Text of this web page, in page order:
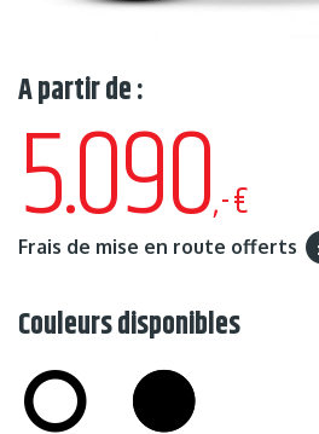
A partir de :
5.090,-€
Frais de mise en route offerts
Couleurs disponibles